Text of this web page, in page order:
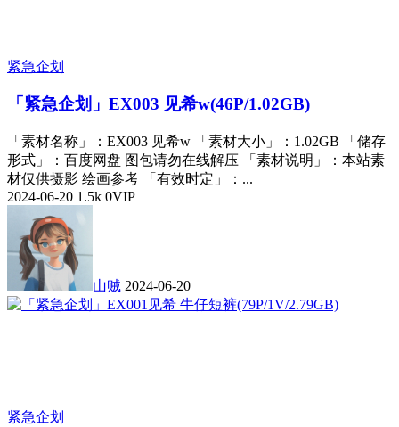
紧急企划
「紧急企划」EX003 见希w(46P/1.02GB)
「素材名称」：EX003 见希w 「素材大小」：1.02GB 「储存
形式」：百度网盘 图包请勿在线解压 「素材说明」：本站素
材仅供摄影 绘画参考 「有效时定」：...
2024-06-20 1.5k 0VIP
山贼 2024-06-20
紧急企划